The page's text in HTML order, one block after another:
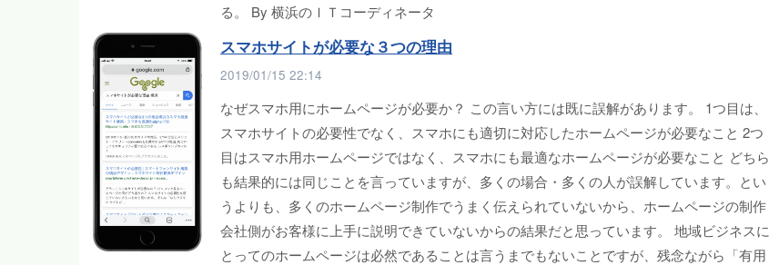
る。 By 横浜のＩＴコーディネータ
スマホサイトが必要な３つの理由
2019/01/15 22:14
なぜスマホ用にホームページが必要か？ この言い方には既に誤解があります。 1つ目は、
スマホサイトの必要性でなく、スマホにも適切に対応したホームページが必要なこと 2つ
目はスマホ用ホームページではなく、スマホにも最適なホームページが必要なこと どちら
も結果的には同じことを言っていますが、多くの場合・多くの人が誤解しています。とい
うよりも、多くのホームページ制作でうまく伝えられていないから、ホームページの制作
会社側がお客様に上手に説明できていないからの結果だと思っています。 地域ビジネスに
とってのホームページは必然であることは言うまでもないことですが、残念ながら「有用